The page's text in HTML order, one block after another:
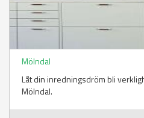
Mölndal
Låt din inredningsdröm bli
Mölndal.